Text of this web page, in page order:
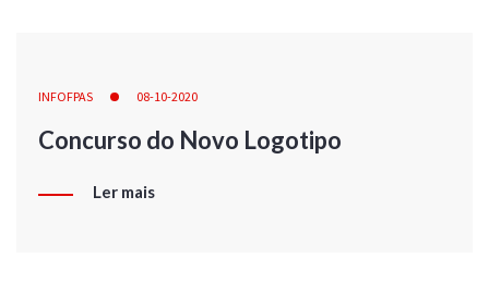
INFOFPAS 08-10-2020
Concurso do Novo Logotipo
Ler mais